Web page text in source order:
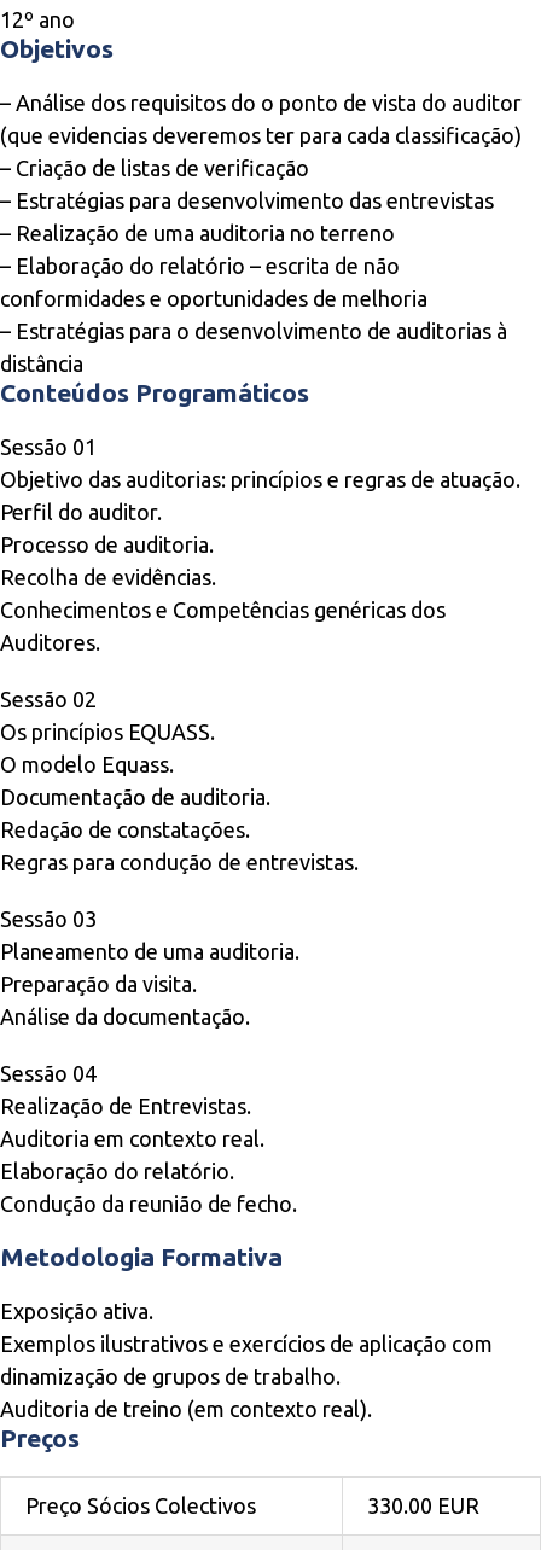
12º ano
Objetivos
– Análise dos requisitos do o ponto de vista do auditor
(que evidencias deveremos ter para cada classificação)
– Criação de listas de verificação
– Estratégias para desenvolvimento das entrevistas
– Realização de uma auditoria no terreno
– Elaboração do relatório – escrita de não
conformidades e oportunidades de melhoria
– Estratégias para o desenvolvimento de auditorias à
distância
Conteúdos Programáticos
Sessão 01
Objetivo das auditorias: princípios e regras de atuação.
Perfil do auditor.
Processo de auditoria.
Recolha de evidências.
Conhecimentos e Competências genéricas dos
Auditores.
Sessão 02
Os princípios EQUASS.
O modelo Equass.
Documentação de auditoria.
Redação de constatações.
Regras para condução de entrevistas.
Sessão 03
Planeamento de uma auditoria.
Preparação da visita.
Análise da documentação.
Sessão 04
Realização de Entrevistas.
Auditoria em contexto real.
Elaboração do relatório.
Condução da reunião de fecho.
Metodologia Formativa
Exposição ativa.
Exemplos ilustrativos e exercícios de aplicação com
dinamização de grupos de trabalho.
Auditoria de treino (em contexto real).
Preços
Preço Sócios Colectivos 330.00 EUR